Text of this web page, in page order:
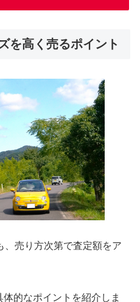
を高く売るポイント
、売り方次第で査定額をア
的なポイントを紹介しま